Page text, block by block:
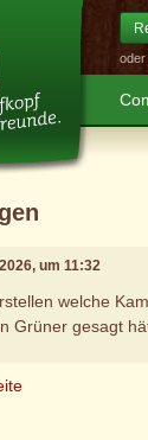
oder
um 11:32
welche
Grüner gesagt